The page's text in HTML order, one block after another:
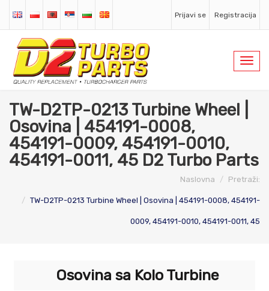
Prijavi se Registracija
TW-D2TP-0213 Turbine Wheel |
Osovina | 454191-0008,
454191-0009, 454191-0010,
454191-0011, 45 D2 Turbo Parts
Naslovna Pretraži:
TW-D2TP-0213 Turbine Wheel | Osovina | 454191-0008, 454191-
0009, 454191-0010, 454191-0011, 45
Osovina sa Kolo Turbine